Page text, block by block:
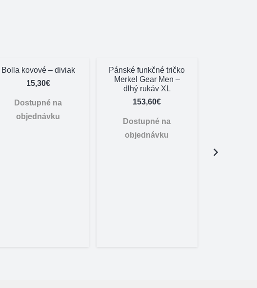
Bolla kovové – diviak
15,30€
Dostupné na
objednávku
Pánské funkčné tričko
Merkel Gear Men –
dlhý rukáv XL
153,60€
Dostupné na
objednávku